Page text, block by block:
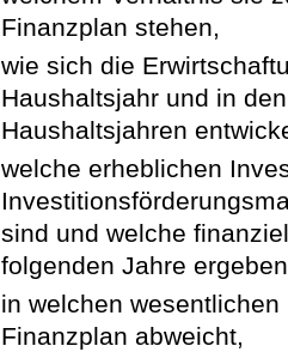
Finanzplan stehen,
wie sich die
Haushaltsjahr und in
Haushaltsjahren
welche erheblichen
sind und welche
folgenden Jahre
in welchen
Finanzplan abweicht,